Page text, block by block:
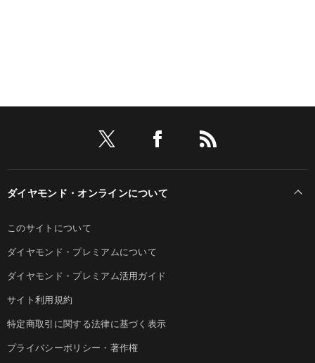
ダイヤモンド・オンラインについて
このサイトについて
ダイヤモンド・プレミアムについて
ダイヤモンド・プレミアム活用ガイド
サイト利用規約
特定商取引に関する法律に基づく表示
プライバシーポリシー・著作権